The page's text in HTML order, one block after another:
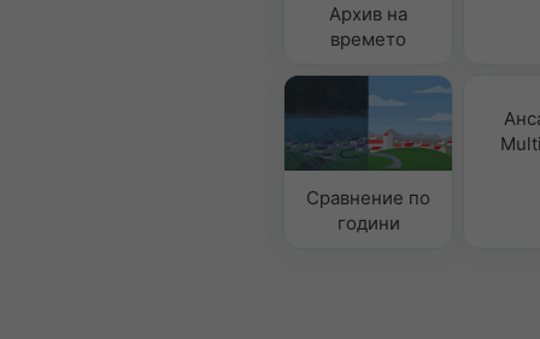
Архив на
времето
Сравнение по
години